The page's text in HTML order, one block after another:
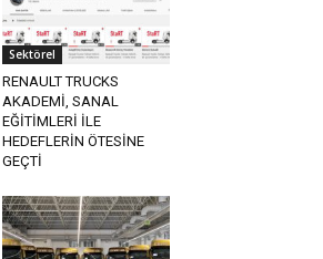
Sektörel
RENAULT TRUCKS
AKADEMİ, SANAL
EĞİTİMLERİ İLE
HEDEFLERİN ÖTESİNE
GEÇTİ